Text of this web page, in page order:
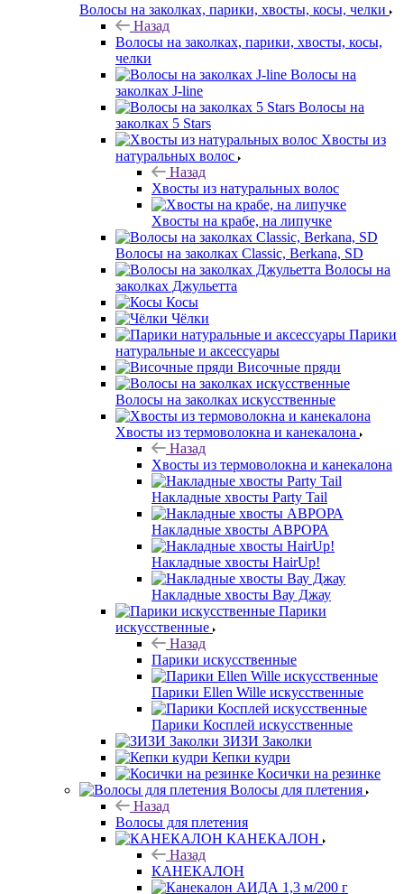
Волосы на заколках, парики, хвосты, косы, челки
Назад
Волосы на заколках, парики, хвосты, косы,
челки
Волосы на
заколках J-line
Волосы на
заколках 5 Stars
Хвосты из
натуральных волос
Назад
Хвосты из натуральных волос
Хвосты на крабе, на липучке
Волосы на заколках Classic, Berkana, SD
Волосы на
заколках Джульетта
Косы
Чёлки
Парики
натуральные и аксессуары
Височные пряди
Волосы на заколках искусственные
Хвосты из термоволокна и канекалона
Назад
Хвосты из термоволокна и канекалона
Накладные хвосты Party Tail
Накладные хвосты АВРОРА
Накладные хвосты HairUp!
Накладные хвосты Вау Джау
Парики
искусственные
Назад
Парики искусственные
Парики Ellen Wille искусственные
Парики Косплей искусственные
ЗИЗИ Заколки
Кепки кудри
Косички на резинке
Волосы для плетения
Назад
Волосы для плетения
КАНЕКАЛОН
Назад
КАНЕКАЛОН